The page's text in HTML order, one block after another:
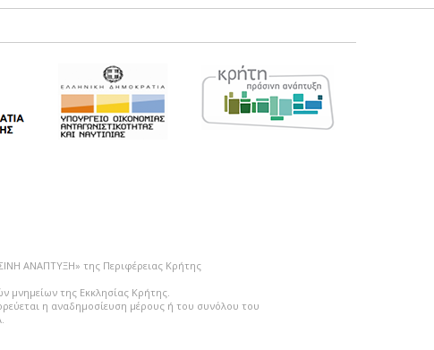
ΑΝΑΠΤΥΞΗ» της Περιφέρειας Κρήτης
μνημείων της Εκκλησίας Κρήτης.
η αναδημοσίευση μέρους ή του συνόλου του